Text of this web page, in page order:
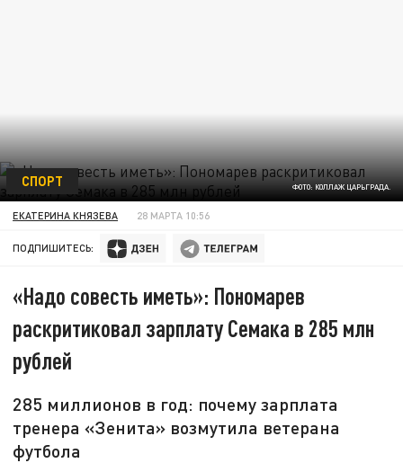
ФОТО: КОЛЛАЖ ЦАРЬГРАДА.
СПОРТ
ЕКАТЕРИНА КНЯЗЕВА 28 МАРТА 10:56
ПОДПИШИТЕСЬ:
«Надо совесть иметь»: Пономарев
раскритиковал зарплату Семака в 285 млн
рублей
285 миллионов в год: почему зарплата
тренера «Зенита» возмутила ветерана
футбола